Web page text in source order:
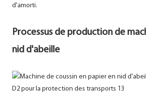
d'amorti.
Processus de production de
nid d'abeille